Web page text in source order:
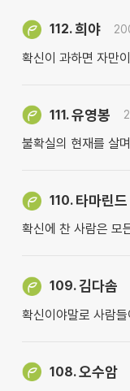
112.희야
확신이 과하면 자만
111.유영봉
불확실의 현재를 살
110. 타마린드
확신에 찬 사람은 모
109.김다솜
확신이야말로 사람
108.오수암